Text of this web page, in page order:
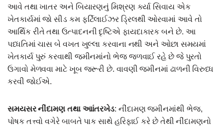
આવે તથા ખાતર અને બિયારણનું મિશ્રણ કર્યા સિવાય એક
ખેતકાર્યમાં જો સીડ કમ ફર્ટિલાઈઝર ડ્રિલથી ઓરવામાં આવે તો
આર્થિક રીતે તથા ઉત્પાદનની દૃષ્ટિએ ફાયદાકારક બને છે. આ
પધ્ધતિમાં ચાસ બે વખત ખુલ્લા કરવાના નથી અને ઓછા સમયમાં
ખેતકાર્ય પુરું કરવાથી જમીનમાંનો ભેજ જળવાઈ રહે છે જે પુરતો
ઉગાવો મેળવવા માટે ખૂબ જરૂરી છે. વાવણી જમીનમાં ઢાળની વિરુધ્ધ
કરવી જોઈએ.
સમયસર નીંદામણ તથા આાંતરખેડ: નીંદામણ જમીનમાંથી ભેજ,
પોષક તત્ત્વો વગેરે બાબતે પાક સાથે હરિફાઈ કરે છે તેથી નીંદામણનો